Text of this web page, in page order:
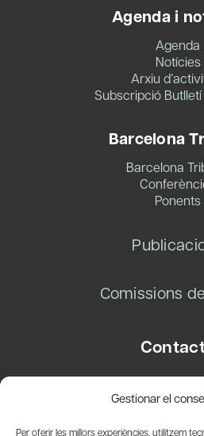
Gestionar el
Per oferir les millors experiències, utilitzem
Agenda i
Agenda
Notícies
Arxiu
Subscripció
Barcelona
Barcelona
Ponents
Comissions
08003